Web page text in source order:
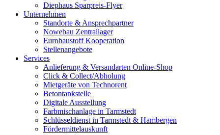
Diephaus Sparpreis-Flyer
Unternehmen
Standorte & Ansprechpartner
Nowebau Zentrallager
Eurobaustoff Kooperation
Stellenangebote
Services
Anlieferung & Versandarten Online-Shop
Click & Collect/Abholung
Mietgeräte von Technorent
Betontankstelle
Digitale Ausstellung
Farbmischanlage in Tarmstedt
Schlüsseldienst in Tarmstedt & Hambergen
Fördermittelauskunft